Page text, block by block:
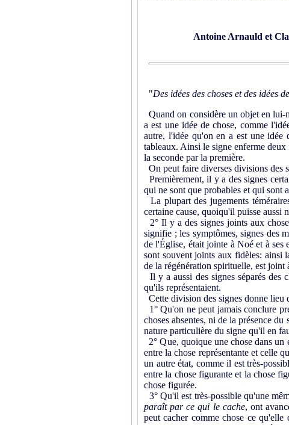
Antoine Arnauld et
"Des idées des choses et des idées
Quand on considère un objet en lui-
a est une idée de chose, comme
autre, l'idée qu'on en a est une idée
tableaux. Ainsi le signe enferme deux
la seconde par la première.
On peut faire diverses divisions des
Premièrement, il y a des signes
qui ne sont que probables et qui sont
La plupart des jugements
certaine cause, quoiqu'il puisse aussi
2° Il y a des signes joints aux
signifie ; les symptômes, signes des
de l'Église, était jointe à Noé et à ses
sont souvent joints aux fidèles: ainsi
de la régénération spirituelle, est joint
Il y a aussi des signes séparés des
qu'ils représentaient.
Cette division des signes donne lieu
1° Qu'on ne peut jamais conclure
choses absentes, ni de la présence
nature particulière du signe qu'il en
2° Que, quoique une chose dans un
entre la chose représentante et celle
un autre état, comme il est très-
entre la chose figurante et la chose
chose figurée.
3° Qu'il est très-possible qu'une
paraît par ce qui le cache, ont
peut cacher comme chose ce